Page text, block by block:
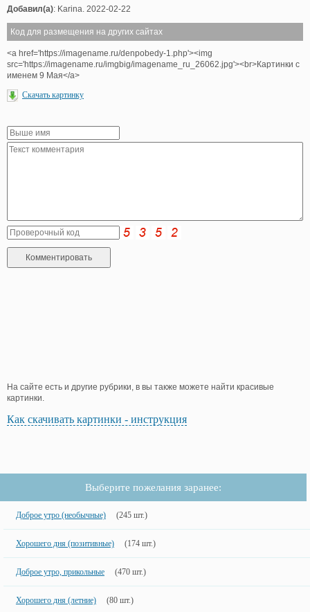
Добавил(а): Karina. 2022-02-22
Код для размещения на других сайтах
<a href='https://imagename.ru/denpobedy-1.php'><img
src='https://imagename.ru/imgbig/imagename_ru_26062.jpg'><br>Картинки с
именем 9 Мая</a>
Скачать картинку
На сайте есть и другие рубрики, в вы также можете найти красивые
картинки.
Как скачивать картинки - инструкция
Выберите пожелания заранее:
Доброе утро (необычные) (245 шт.)
Хорошего дня (позитивные) (174 шт.)
Доброе утро, прикольные (470 шт.)
Хорошего дня (летние) (80 шт.)